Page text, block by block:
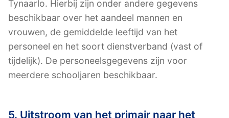
Tynaarlo. Hierbij zijn onder andere gegevens
beschikbaar over het aandeel mannen en
vrouwen, de gemiddelde leeftijd van het
personeel en het soort dienstverband (vast of
tijdelijk). De personeelsgegevens zijn voor
meerdere schooljaren beschikbaar.
5. Uitstroom van het primair naar het